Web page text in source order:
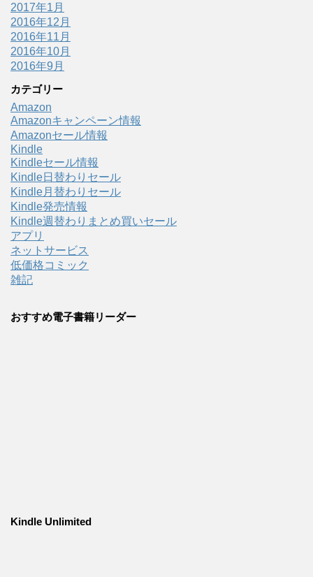
2017年1月
2016年12月
2016年11月
2016年10月
2016年9月
カテゴリー
Amazon
Amazonキャンペーン情報
Amazonセール情報
Kindle
Kindleセール情報
Kindle日替わりセール
Kindle月替わりセール
Kindle発売情報
Kindle週替わりまとめ買いセール
アプリ
ネットサービス
低価格コミック
雑記
おすすめ電子書籍リーダー
Kindle Unlimited